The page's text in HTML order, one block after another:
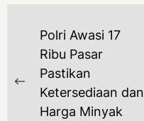
NAVIGASI
POS
Previous
post:
Polri Awasi 17
Ribu Pasar
Pastikan
Ketersediaan dan
Harga Minyak